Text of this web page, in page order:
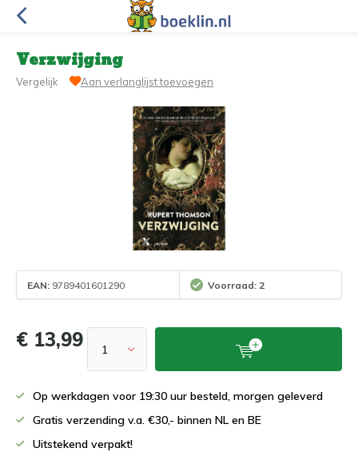
Verzwijging
Vergelijk Aan verlanglijst toevoegen
EAN: 9789401601290 Voorraad: 2
€ 13,99
Op werkdagen voor 19:30 uur besteld, morgen geleverd
Gratis verzending v.a. €30,- binnen NL en BE
Uitstekend verpakt!